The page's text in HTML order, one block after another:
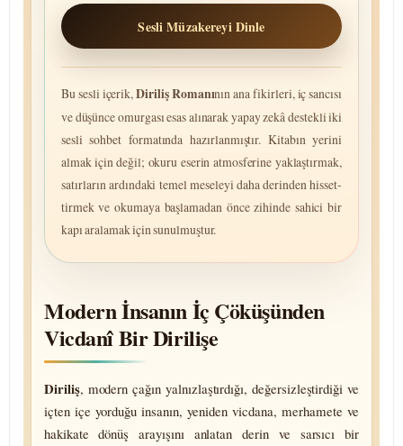
Sesli Müzakereyi Dinle
Bu sesli içerik,Diriliş Romanının ana fikirleri, iç sancısı
ve düşünce omurgası esas alınarak yapay zekâ destekli iki
sesli sohbet formatında hazırlanmıştır. Kitabın yerini
almak için değil; okuru eserin atmos­ferine yaklaştırmak,
satırların ardındaki temel meseleyi daha derinden hisset­
tirmek ve okumaya başlamadan önce zihinde sahici bir
kapı aralamak için sunulmuştur.
Modern İnsanın İç Çöküşünden
Vicdanî Bir Dirilişe
Diriliş, modern çağın yalnız­laştırdığı, değer­sizleştirdiği ve
içten içe yorduğu insanın, yeniden vicdana, merhamete ve
hakikate dönüş arayışını anlatan derin ve sarsıcı bir